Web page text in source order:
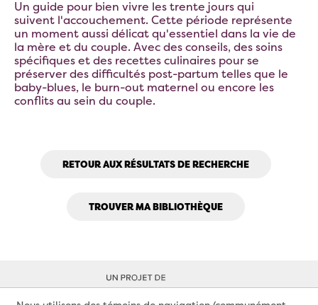
Un guide pour bien vivre les trente jours qui
suivent l'accouchement. Cette période représente
un moment aussi délicat qu'essentiel dans la vie de
la mère et du couple. Avec des conseils, des soins
spécifiques et des recettes culinaires pour se
préserver des difficultés post-partum telles que le
baby-blues, le burn-out maternel ou encore les
conflits au sein du couple.
RETOUR AUX RÉSULTATS DE RECHERCHE
TROUVER MA BIBLIOTHÈQUE